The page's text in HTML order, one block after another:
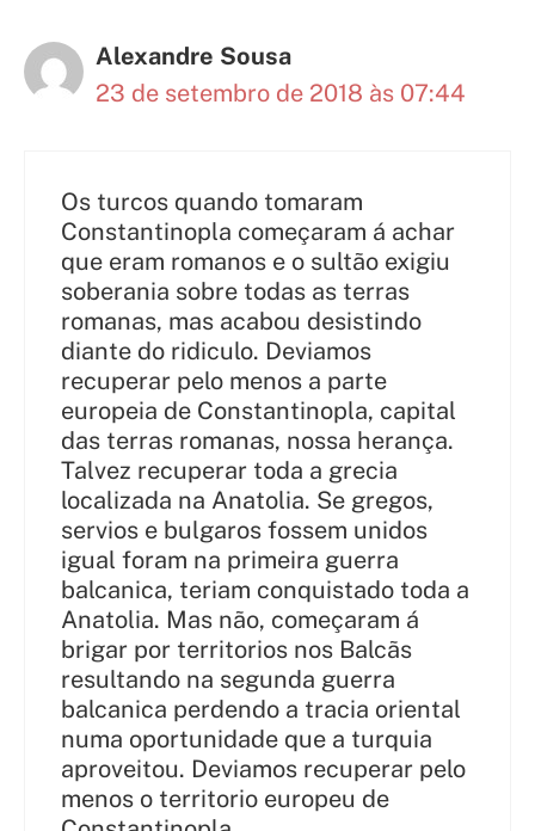
Alexandre Sousa
23 de setembro de 2018 às 07:44
Os turcos quando tomaram
Constantinopla começaram á achar
que eram romanos e o sultão exigiu
soberania sobre todas as terras
romanas, mas acabou desistindo
diante do ridiculo. Deviamos
recuperar pelo menos a parte
europeia de Constantinopla, capital
das terras romanas, nossa herança.
Talvez recuperar toda a grecia
localizada na Anatolia. Se gregos,
servios e bulgaros fossem unidos
igual foram na primeira guerra
balcanica, teriam conquistado toda a
Anatolia. Mas não, começaram á
brigar por territorios nos Balcãs
resultando na segunda guerra
balcanica perdendo a tracia oriental
numa oportunidade que a turquia
aproveitou. Deviamos recuperar pelo
menos o territorio europeu de